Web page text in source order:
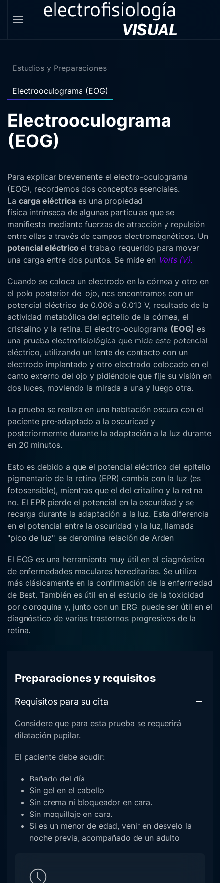
Estudios y Preparaciones
Electrooculograma (EOG)
Electrooculograma
(EOG)
Para explicar brevemente el electro-oculograma
(EOG), recordemos dos conceptos esenciales.
La carga eléctrica es una propiedad
física intrínseca de algunas partículas que se
manifiesta mediante fuerzas de atracción y repulsión
entre ellas a través de campos electromagnéticos. Un
potencial eléctrico el trabajo requerido para mover
una carga entre dos puntos. Se mide en Volts (V).
Cuando se coloca un electrodo en la córnea y otro en
el polo posterior del ojo, nos encontramos con un
potencial eléctrico de 0.006 a 0.010 V, resultado de la
actividad metabólica del epitelio de la córnea, el
cristalino y la retina. El electro-oculograma (EOG) es
una prueba electrofisiológica que mide este potencial
eléctrico, utilizando un lente de contacto con un
electrodo implantado y otro electrodo colocado en el
canto externo del ojo y pidiéndole que fije su visión en
dos luces, moviendo la mirada a una y luego otra.
La prueba se realiza en una habitación oscura con el
paciente pre-adaptado a la oscuridad y
posteriormernte durante la adaptación a la luz durante
en 20 minutos.
Esto es debido a que el potencial eléctrico del epitelio
pigmentario de la retina (EPR) cambia con la luz (es
fotosensible), mientras que el del critalino y la retina
no. El EPR pierde el potencial en la oscuridad y se
recarga durante la adaptación a la luz. Esta diferencia
en el potencial entre la oscuridad y la luz, llamada
"pico de luz", se denomina relación de Arden
El EOG es una herramienta muy útil en el diagnóstico
de enfermedades maculares hereditarias. Se utiliza
más clásicamente en la confirmación de la enfermedad
de Best. También es útil en el estudio de la toxicidad
por cloroquina y, junto con un ERG, puede ser útil en el
diagnóstico de varios trastornos progresivos de la
retina.
Preparaciones y requisitos
Requisitos para su cita
Considere que para esta prueba se requerirá
dilatación pupilar.
El paciente debe acudir:
Bañado del día
Sin gel en el cabello
Sin crema ni bloqueador en cara.
Sin maquillaje en cara.
Si es un menor de edad, venir en desvelo la
noche previa, acompañado de un adulto